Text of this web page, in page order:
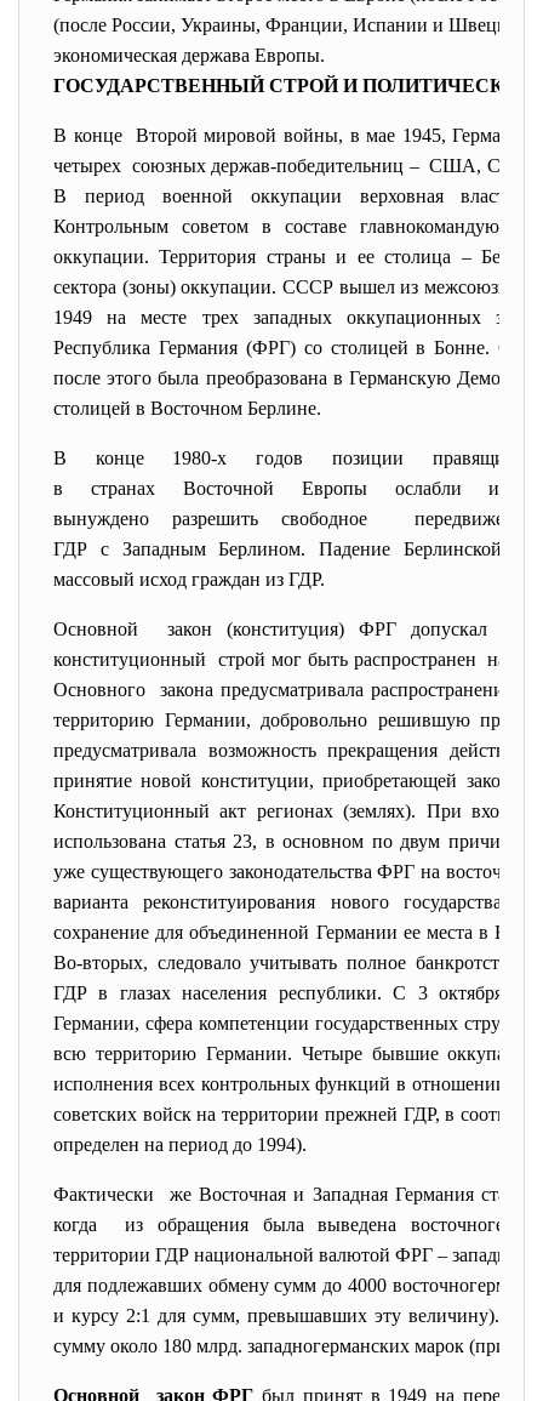
(после России, Украины, Франции, Испании и Швеции).
экономическая держава Европы.
ГОСУДАРСТВЕННЫЙ СТРОЙ И ПОЛИТИЧЕСКОЕ
В конце Второй мировой войны, в мае 1945, Германия
четырех союзных держав-победительниц –США, СССР,
В период военной оккупации верховная власть в
Контрольным советом в составе
оккупации. Территория страны и ее столица –
сектора (зоны) оккупации. СССР вышел из межсоюзных
1949 на месте трех западных оккупационных зон
Республика Германия (ФРГ) со столицей в Бонне.
после этого была преобразована в Германскую
столицей в Восточном Берлине.
В конце 1980-х годов позиции правящих
в странах Восточной Европы ослабли и
вынуждено разрешить свободное
ГДР с Западным Берлином. Падение Берлинской
массовый исход граждан из ГДР.
Основной закон (конституция) ФРГ допускал
конституционный строй мог быть распространен на
Основного закона предусматривала распространение
территорию Германии, добровольно решившую
предусматривала возможность прекращения действия
принятие новой конституции, приобретающей
Конституционный акт регионах (землях). При
использована статья 23, в основном по двум
уже существующего законодательства ФРГ на
варианта реконституирования нового государства,
сохранение для объединенной Германии ее места в
Во-вторых, следовало учитывать полное банкротство
ГДР в глазах населения республики. С 3 октября
Германии, сфера компетенции государственных
всю территорию Германии. Четыре бывшие
исполнения всех контрольных функций в отношении
советских войск на территории прежней ГДР, в
определен на период до 1994).
Фактически же Восточная и Западная Германия стали
когда из обращения была выведена
территории ГДР национальной валютой ФРГ –
для подлежавших обмену сумм до 4000
и курсу 2:1 для сумм, превышавших эту величину).
сумму около 180 млрд. западногерманских марок
Основной закон ФРГ был принят в 1949 на